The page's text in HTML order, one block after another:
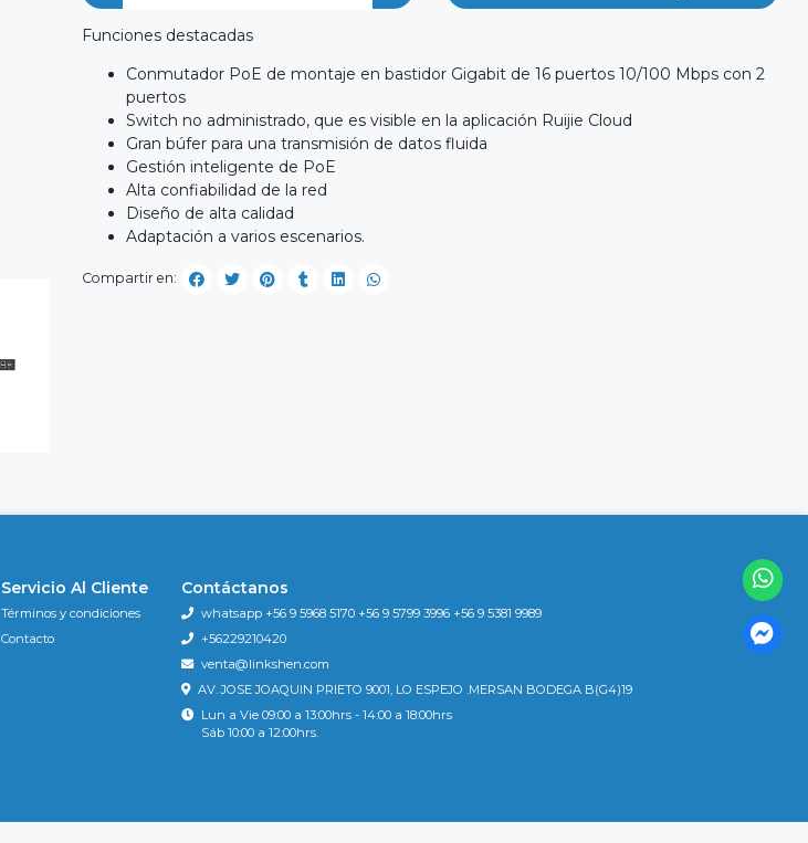
Funciones destacadas
Conmutador PoE de montaje en bastidor Gigabit de 16 puertos 10/100 Mbps con 2
puertos
Switch no administrado, que es visible en la aplicación Ruijie Cloud
Gran búfer para una transmisión de datos fluida
Gestión inteligente de PoE
Alta confiabilidad de la red
Diseño de alta calidad
Adaptación a varios escenarios.
Compartir en:
Servicio Al Cliente
Términos y condiciones
Contacto
Contáctanos
whatsapp +56 9 5968 5170 +56 9 5799 3996 +56 9 5381 9989
+56229210420
venta@linkshen.com
AV. JOSE JOAQUIN PRIETO 9001, LO ESPEJO .MERSAN BODEGA B(G4)19
Lun a Vie 09:00 a 13:00hrs - 14:00 a 18:00hrs
Sáb 10:00 a 12:00hrs.